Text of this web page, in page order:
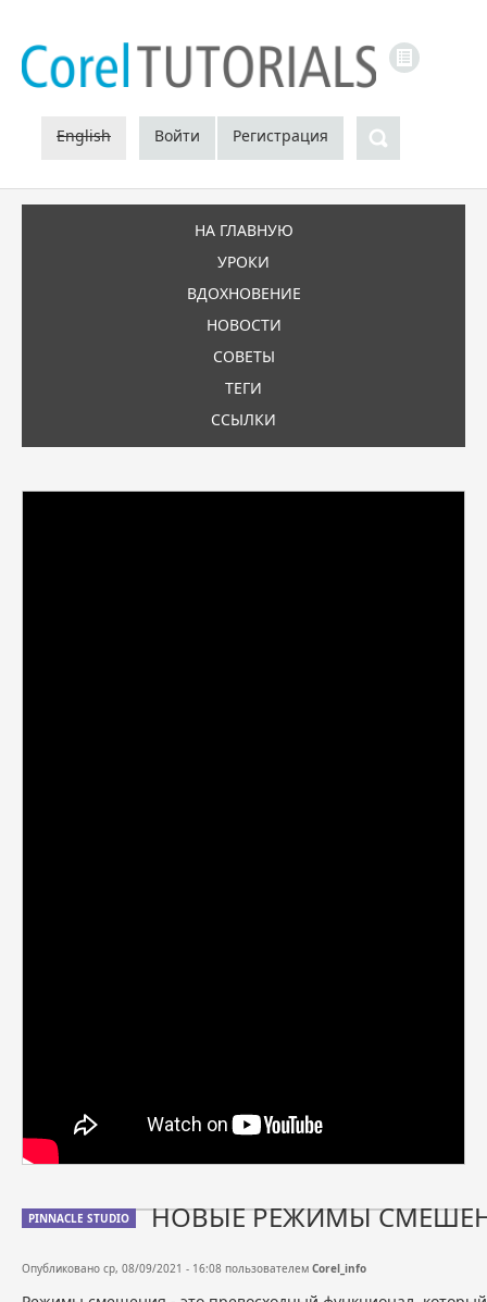
English Войти Регистрация
НА ГЛАВНУЮ
УРОКИ
ВДОХНОВЕНИЕ
НОВОСТИ
СОВЕТЫ
ТЕГИ
ССЫЛКИ
PINNACLE STUDIO НОВЫЕ РЕЖИМЫ
Опубликовано ср, 08/09/2021 - 16:08 пользователем Corel_info